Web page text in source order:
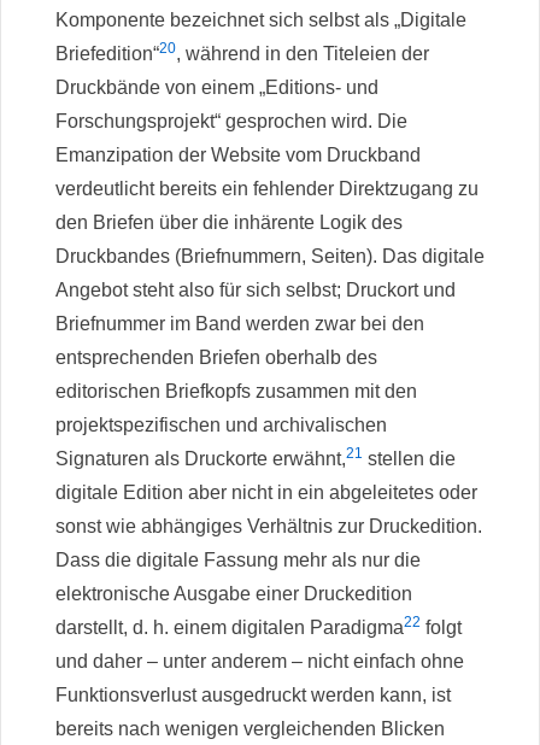
Komponente bezeichnet sich selbst als „Digitale
Briefedition“20, während in den Titeleien der
Druckbände von einem „Editions- und
Forschungsprojekt“ gesprochen wird. Die
Emanzipation der Website vom Druckband
verdeutlicht bereits ein fehlender Direktzugang zu
den Briefen über die inhärente Logik des
Druckbandes (Briefnummern, Seiten). Das digitale
Angebot steht also für sich selbst; Druckort und
Briefnummer im Band werden zwar bei den
entsprechenden Briefen oberhalb des
editorischen Briefkopfs zusammen mit den
projektspezifischen und archivalischen
Signaturen als Druckorte erwähnt,21 stellen die
digitale Edition aber nicht in ein abgeleitetes oder
sonst wie abhängiges Verhältnis zur Druckedition.
Dass die digitale Fassung mehr als nur die
elektronische Ausgabe einer Druckedition
darstellt, d. h. einem digitalen Paradigma22 folgt
und daher – unter anderem – nicht einfach ohne
Funktionsverlust ausgedruckt werden kann, ist
bereits nach wenigen vergleichenden Blicken